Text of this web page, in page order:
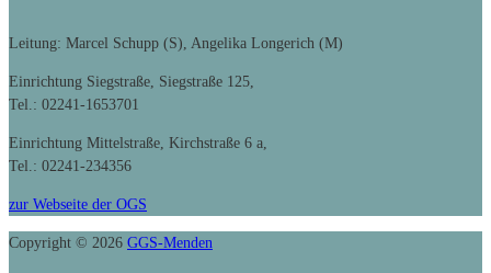
Leitung: Marcel Schupp (S), Angelika Longerich (M)
Einrichtung Siegstraße, Siegstraße 125,
Tel.: 02241-1653701
Einrichtung Mittelstraße, Kirchstraße 6 a,
Tel.: 02241-234356
zur Webseite der OGS
Copyright © 2026 GGS-Menden